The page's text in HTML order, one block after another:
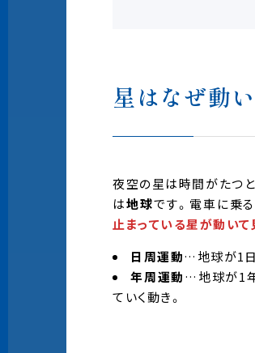
星はなぜ動
夜空の星は時間がたつ
は地球です。電車に乗
止まっている星が動いて
日周運動…地球が1
年周運動…地球が1
ていく動き。